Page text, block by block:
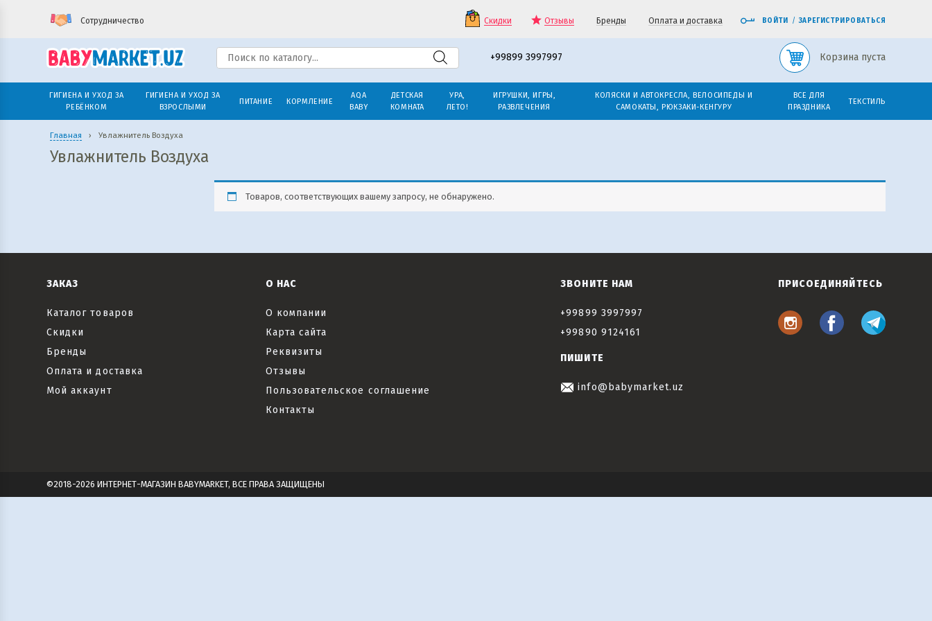
Сотрудничество Скидки Отзывы Бренды Оплата и доставка ВОЙТИ / ЗАРЕГИСТРИРОВАТЬСЯ
+99899 3997997 Корзина пуста
ГИГИЕНА И УХОД ЗА
РЕБЁНКОМ
ГИГИЕНА И УХОД ЗА
ВЗРОСЛЫМИ
ПИТАНИЕ КОРМЛЕНИЕ
AQA
BABY
ДЕТСКАЯ
КОМНАТА
УРА,
ЛЕТО!
ИГРУШКИ, ИГРЫ,
РАЗВЛЕЧЕНИЯ
КОЛЯСКИ И АВТОКРЕСЛА, ВЕЛОСИПЕДЫ И
САМОКАТЫ, РЮКЗАКИ-КЕНГУРУ
ВСЕ ДЛЯ
ПРАЗДНИКА
ТЕКСТИЛЬ
Главная › Увлажнитель Воздуха
Увлажнитель Воздуха
Товаров, соответствующих вашему запросу, не обнаружено.
ЗАКАЗ
Каталог товаров
Скидки
Бренды
Оплата и доставка
Мой аккаунт
О НАС
О компании
Карта сайта
Реквизиты
Отзывы
Пользовательское соглашение
Контакты
ЗВОНИТЕ НАМ
+99899 3997997
+99890 9124161
ПИШИТЕ
info@babymarket.uz
ПРИСОЕДИНЯЙТЕСЬ
©2018-2026 ИНТЕРНЕТ-МАГАЗИН BABYMARKET, ВСЕ ПРАВА ЗАЩИЩЕНЫ